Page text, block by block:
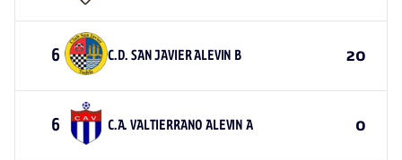
6 C.D. SAN JAVIER ALEVIN B 20
6 C.A. VALTIERRANO ALEVIN A 0